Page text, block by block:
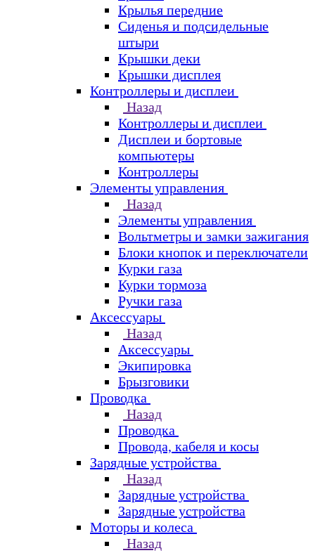
Крылья передние
Сиденья и подсидельные
штыри
Крышки деки
Крышки дисплея
Контроллеры и дисплеи
Назад
Контроллеры и дисплеи
Дисплеи и бортовые
компьютеры
Контроллеры
Элементы управления
Назад
Элементы управления
Вольтметры и замки зажигания
Блоки кнопок и переключатели
Курки газа
Курки тормоза
Ручки газа
Аксессуары
Назад
Аксессуары
Экипировка
Брызговики
Проводка
Назад
Проводка
Провода, кабеля и косы
Зарядные устройства
Назад
Зарядные устройства
Зарядные устройства
Моторы и колеса
Назад